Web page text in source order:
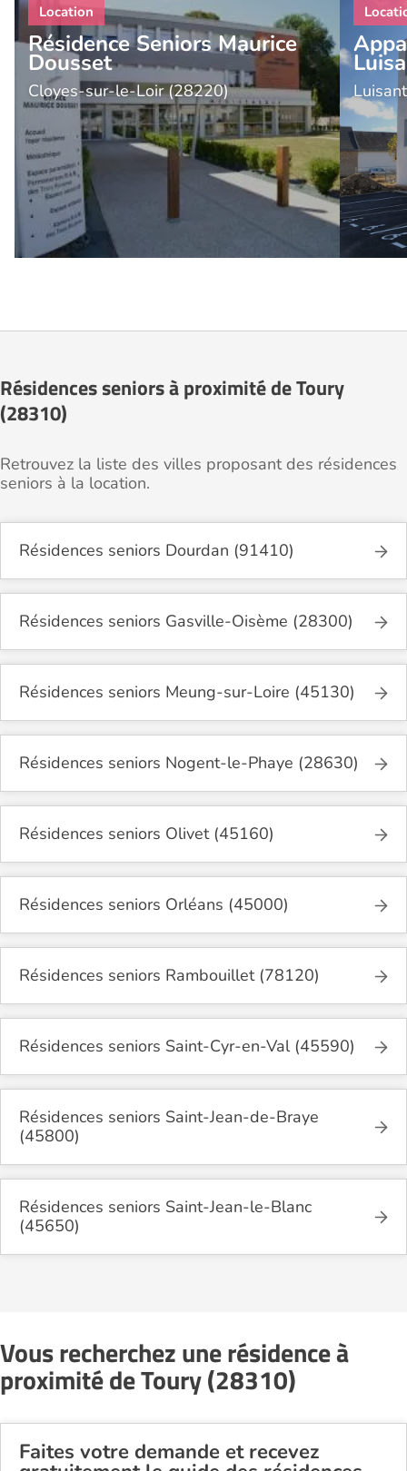
Résidence Seniors Maurice
Dousset
Cloyes-sur-le-Loir (28220)
Résidences seniors à proximité de Toury
(28310)
Retrouvez la liste des villes proposant des résidences
seniors à la location.
Résidences seniors Dourdan (91410)
Résidences seniors Gasville-Oisème (28300)
Résidences seniors Meung-sur-Loire (45130)
Résidences seniors Nogent-le-Phaye (28630)
Résidences seniors Olivet (45160)
Résidences seniors Orléans (45000)
Résidences seniors Rambouillet (78120)
Résidences seniors Saint-Cyr-en-Val (45590)
Résidences seniors Saint-Jean-de-Braye
(45800)
Résidences seniors Saint-Jean-le-Blanc
(45650)
Vous recherchez une résidence à
proximité de Toury (28310)
Faites votre demande et recevez